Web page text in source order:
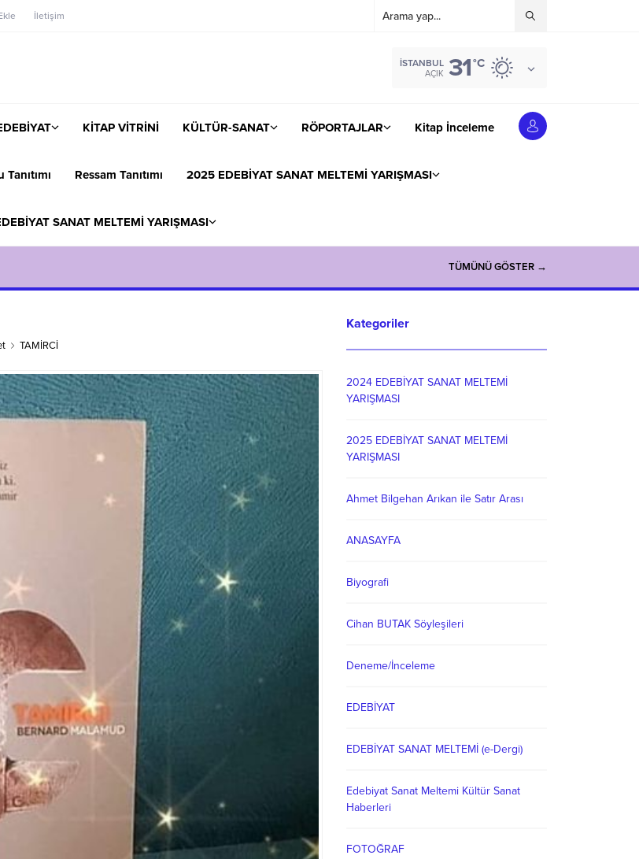
İletişim
İSTANBUL
AÇIK 31°C
KİTAP VİTRİNİ KÜLTÜR-SANAT RÖPORTAJLAR Kitap İnceleme
Ressam Tanıtımı 2025 EDEBİYAT SANAT MELTEMİ YARIŞMASI
SANAT MELTEMİ YARIŞMASI
TÜMÜNÜ GÖSTER →
TAMİRCİ
Kategoriler
2024 EDEBİYAT SANAT MELTEMİ
YARIŞMASI
2025 EDEBİYAT SANAT MELTEMİ
YARIŞMASI
Ahmet Bilgehan Arıkan ile Satır Arası
ANASAYFA
Biyografi
Cihan BUTAK Söyleşileri
Deneme/İnceleme
EDEBİYAT
EDEBİYAT SANAT MELTEMİ (e-Dergi)
Edebiyat Sanat Meltemi Kültür Sanat
Haberleri
FOTOĞRAF